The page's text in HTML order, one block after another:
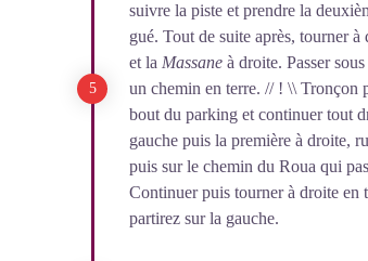
suivre la piste et prendre la
gué. Tout de suite après, tourner
et la Massane à droite. Passer
un chemin en terre. // ! \\ Tronçon
bout du parking et continuer tout
gauche puis la première à droite,
puis sur le chemin du Roua qui
Continuer puis tourner à droite en
partirez sur la gauche.